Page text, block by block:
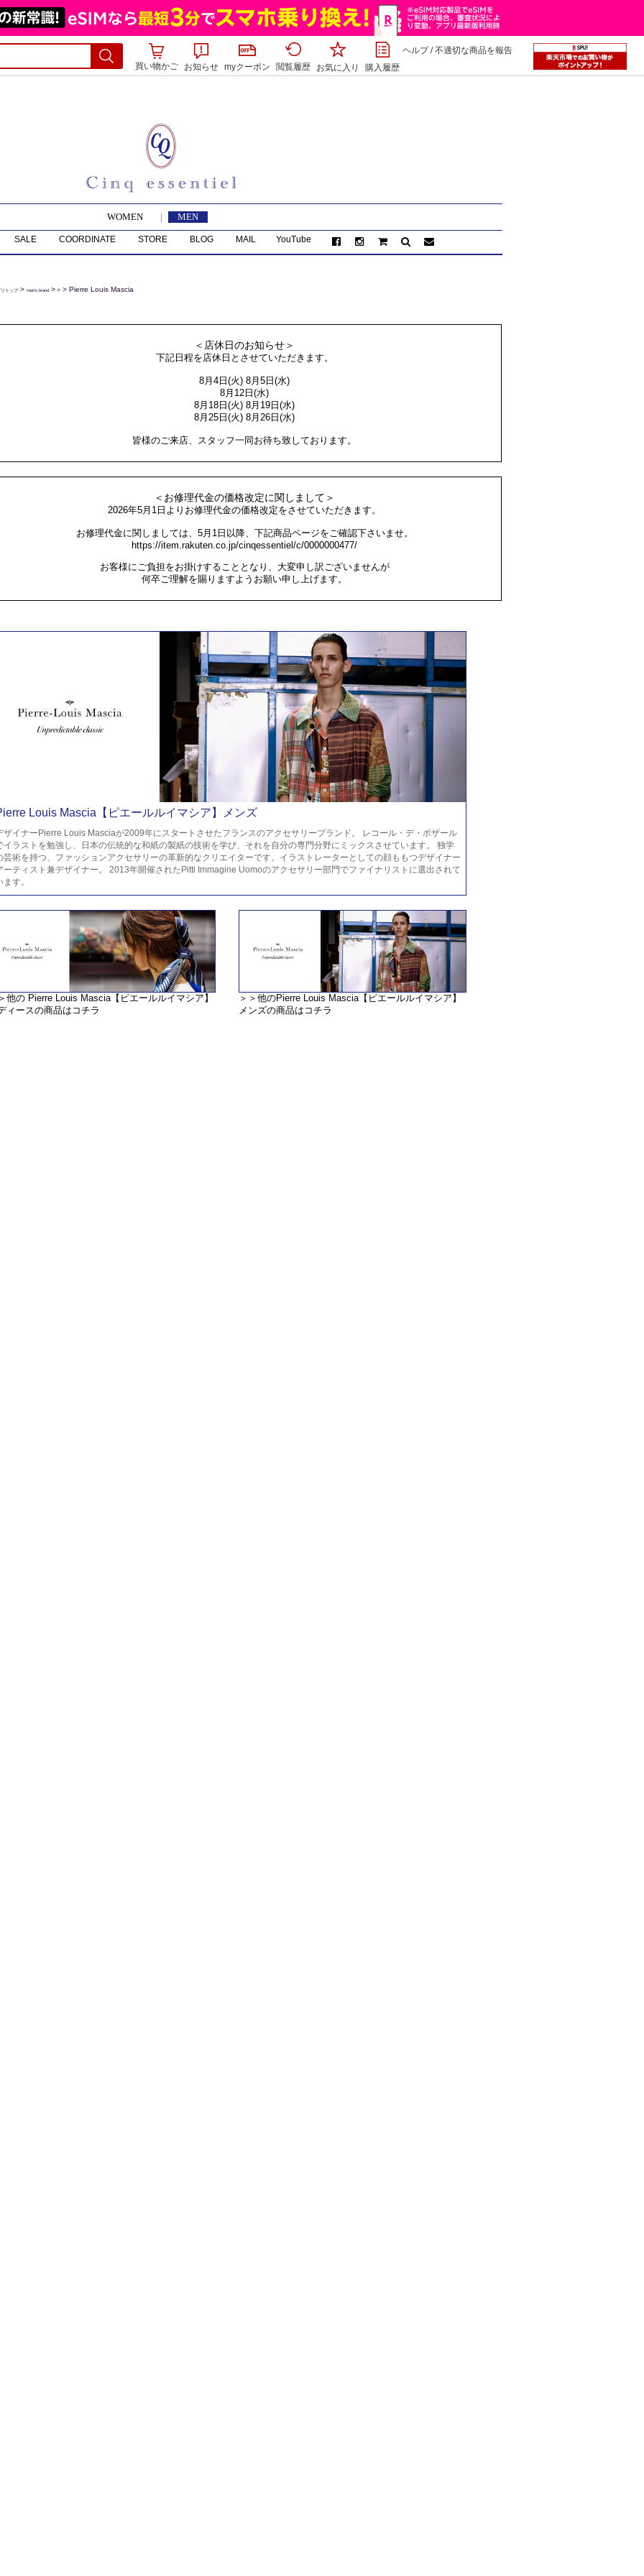
買い物かご お知らせ myクーポン 閲覧履歴 お気に入り 購入履歴
ヘルプ/不適切な商品を報告
WOMEN | MEN
SALE COORDINATE STORE BLOG MAIL YouTube
トップ> men's brand> P> Pierre Louis Mascia
＜店休日のお知らせ＞
下記日程を店休日とさせていただきます。
8月4日(火) 8月5日(水)
8月12日(水)
8月18日(火) 8月19日(水)
8月25日(火) 8月26日(水)
皆様のご来店、スタッフ一同お待ち致しております。
＜お修理代金の価格改定に関しまして＞
2026年5月1日よりお修理代金の価格改定をさせていただきます。
お修理代金に関しましては、5月1日以降、下記商品ページをご確認下さいませ。
https://item.rakuten.co.jp/cinqessentiel/c/0000000477/
お客様にご負担をお掛けすることとなり、大変申し訳ございませんが
何卒ご理解を賜りますようお願い申し上げます。
Louis Mascia【ピエールルイマシア】メンズ
ザイナーPierre Louis Masciaが2009年にスタートさせたフランスのアクセサリーブランド。 レコール・デ・ボザール
イラストを勉強し、日本の伝統的な和紙の製紙の技術を学び、それを自分の専門分野にミックスさせています。 独学
芸術を持つ、ファッションアクセサリーの革新的なクリエイターです。イラストレーターとしての顔ももつデザイナー
ーティスト兼デザイナー。 2013年開催されたPitti Immagine Uomoのアクセサリー部門でファイナリストに選出されて
ます。
他の Pierre Louis Mascia【ピエールルイマシア】
ィースの商品はコチラ
＞＞他のPierre Louis Mascia【ピエールルイマシア】
メンズの商品はコチラ